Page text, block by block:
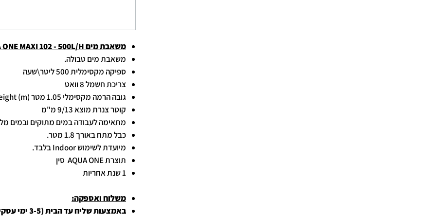
משאבת מים AQUA ONE MAXI 102 - 500L/H
משאבת מים טבולה.
ספיקה מקסימלית 500 ליטר\שעה
צריכת חשמל 8 וואט
גובה הרמה מקסימלי 1.05 מטר Max Head Height (m)
קוטר צנרת מוצא 9/13 מ"מ
מתאימה לעבודה במים מתוקים ובמים
כבל מתח באורך 1.8 מטר.
מיועדת לשימוש Indoor בלבד.
תוצרת AQUA ONE סין
1 שנת אחריות
משלוח ואספקה:
באמצעות שליח עד הבית (3-5 ימי עסקים):